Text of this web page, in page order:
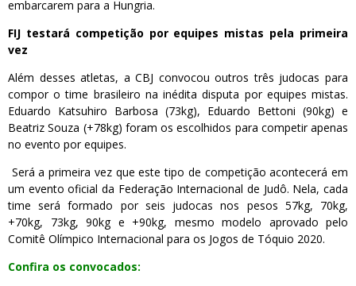
embarcarem para a Hungria.
FIJ testará competição por equipes mistas pela primeira
vez
Além desses atletas, a CBJ convocou outros três judocas para
compor o time brasileiro na inédita disputa por equipes mistas.
Eduardo Katsuhiro Barbosa (73kg), Eduardo Bettoni (90kg) e
Beatriz Souza (+78kg) foram os escolhidos para competir apenas
no evento por equipes.
Será a primeira vez que este tipo de competição acontecerá em
um evento oficial da Federação Internacional de Judô. Nela, cada
time será formado por seis judocas nos pesos 57kg, 70kg,
+70kg, 73kg, 90kg e +90kg, mesmo modelo aprovado pelo
Comitê Olímpico Internacional para os Jogos de Tóquio 2020.
Confira os convocados: